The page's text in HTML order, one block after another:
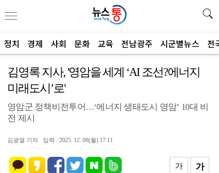
정치 경제 사회 문화 교육 전남광주 시군별뉴스 전
김영록 지사, '영암을 세계 ‘AI 조선?에너지
미래도시’로'
영암군 정책비전투어…‘에너지 생태도시 영암’ 10대 비
전 제시
김광열 기자 입력 : 2025. 12. 08(월) 17:11
가
가